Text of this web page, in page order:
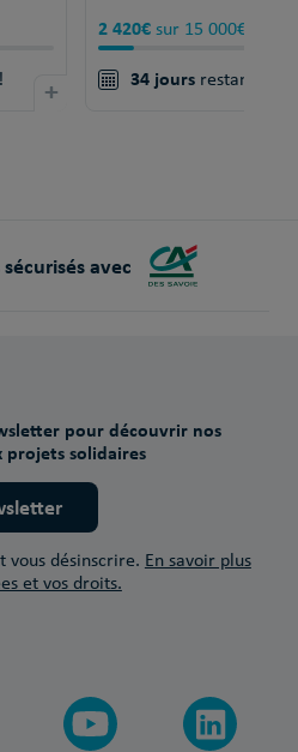
+
2 420€ sur 15 000€
34 jours restants !
avec
pour découvrir nos
solidaires
vous désinscrire. En savoir plus
et vos droits.